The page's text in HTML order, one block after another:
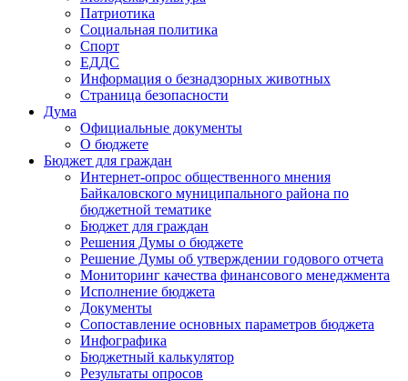
Патриотика
Социальная политика
Спорт
ЕДДС
Информация о безнадзорных животных
Страница безопасности
Дума
Официальные документы
О бюджете
Бюджет для граждан
Интернет-опрос общественного мнения
Байкаловского муниципального района по
бюджетной тематике
Бюджет для граждан
Решения Думы о бюджете
Решение Думы об утверждении годового отчета
Мониторинг качества финансового менеджмента
Исполнение бюджета
Документы
Сопоставление основных параметров бюджета
Инфографика
Бюджетный калькулятор
Результаты опросов